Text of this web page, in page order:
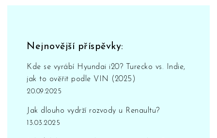
Nejnovější příspěvky:
Kde se vyrábí Hyundai i20? Turecko vs. Indie,
jak to ověřit podle VIN (2025)
20.09.2025
Jak dlouho vydrží rozvody u Renaultu?
13.03.2025